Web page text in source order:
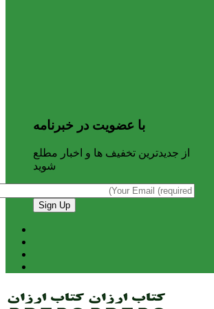
با عضویت در خبرنامه
از جدیدترین تخفیف ها و اخبار مطلع
شوید